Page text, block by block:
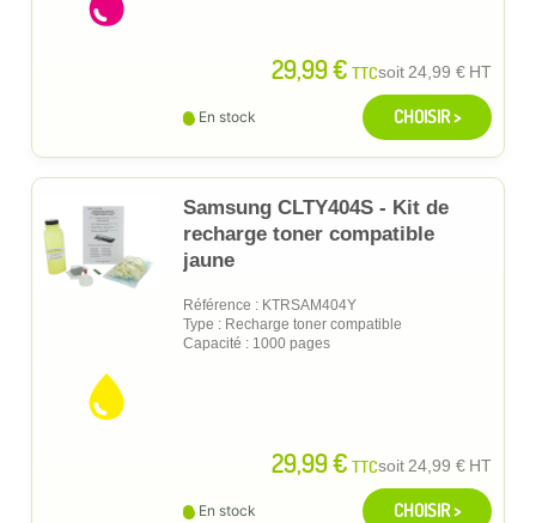
29,99 € TTCsoit24,99 € HT
En stock CHOISIR >
Samsung CLTY404S - Kit de
recharge toner compatible
jaune
Référence : KTRSAM404Y
Type : Recharge toner compatible
Capacité : 1000 pages
29,99 € TTCsoit24,99 € HT
En stock CHOISIR >